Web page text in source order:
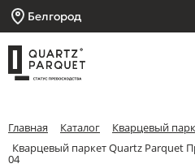
Белгород
Главная Каталог Кварцевый
Кварцевый паркет Quartz Parquet
04